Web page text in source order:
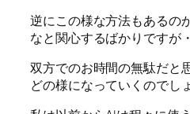
逆にこの様な方法もあるの
なと関心するばかりですが
双方でのお時間の無駄だと
どの様になっていくのでし